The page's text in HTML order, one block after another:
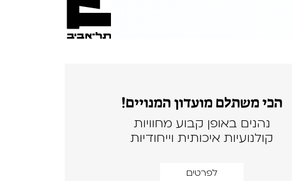
הכי משתלם מועדון המנויים!
נהנים באופן קבוע מחוויות
קולנועיות איכותית וייחודיות
לפרטים